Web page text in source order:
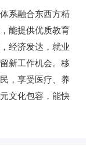
系融合东西方精
能提供优质教育
经济发达，就业
新工作机会。移
，享受医疗、养
文化包容，能快